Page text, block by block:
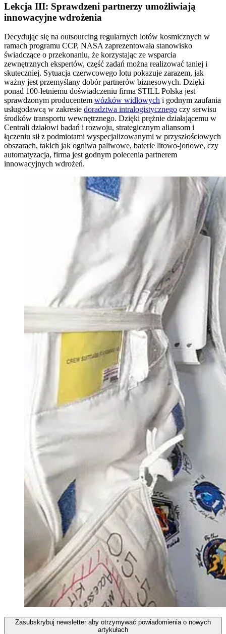
Lekcja III: Sprawdzeni partnerzy umożliwiają
innowacyjne wdrożenia
Decydując się na outsourcing regularnych lotów kosmicznych w
ramach programu CCP, NASA zaprezentowała stanowisko
świadczące o przekonaniu, że korzystając ze wsparcia
zewnętrznych ekspertów, część zadań można realizować taniej i
skuteczniej. Sytuacja czerwcowego lotu pokazuje zarazem, jak
ważny jest przemyślany dobór partnerów biznesowych. Dzięki
ponad 100-letniemu doświadczeniu firma STILL Polska jest
sprawdzonym producentem wózków widłowych i godnym zaufania
usługodawcą w zakresie doradztwa intralogistycznego czy serwisu
środków transportu wewnętrznego. Dzięki prężnie działającemu w
Centrali działowi badań i rozwoju, strategicznym aliansom i
łączeniu sił z podmiotami wyspecjalizowanymi w przyszłościowych
obszarach, takich jak ogniwa paliwowe, baterie litowo-jonowe, czy
automatyzacja, firma jest godnym polecenia partnerem
innowacyjnych wdrożeń.
Zasubskrybuj newsletter aby otrzymywać powiadomienia o nowych
artykułach